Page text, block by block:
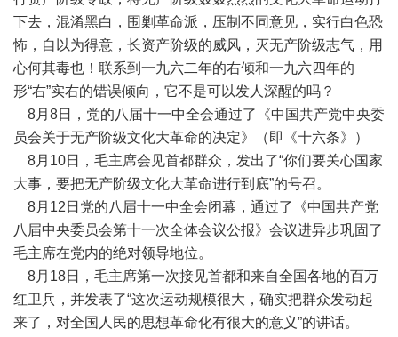
下去，混淆黑白，围剿革命派，压制不同意见，实行白色恐
怖，自以为得意，长资产阶级的威风，灭无产阶级志气，用
心何其毒也！联系到一九六二年的右倾和一九六四年的
形“右”实右的错误倾向，它不是可以发人深醒的吗？
8月8日，党的八届十一中全会通过了《中国共产党中央委
员会关于无产阶级文化大革命的决定》（即《十六条》）
8月10日，毛主席会见首都群众，发出了“你们要关心国家
大事，要把无产阶级文化大革命进行到底”的号召。
8月12日党的八届十一中全会闭幕，通过了《中国共产党
八届中央委员会第十一次全体会议公报》会议进异步巩固了
毛主席在党内的绝对领导地位。
8月18日，毛主席第一次接见首都和来自全国各地的百万
红卫兵，并发表了“这次运动规模很大，确实把群众发动起
来了，对全国人民的思想革命化有很大的意义”的讲话。